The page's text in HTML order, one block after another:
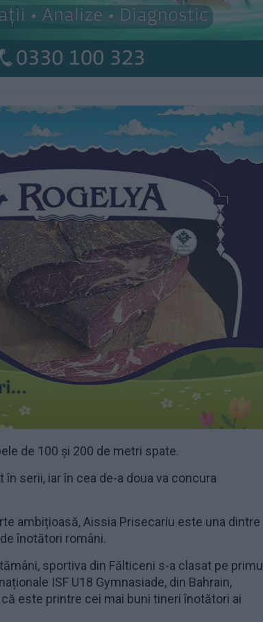
de 100 și 200 de metri spate.
în serii, iar în cea de-a doua va concura
ambițioasă, Aissia Prisecariu este una dintre
înotători români.
sportiva din Fălticeni s-a clasat pe primul
ISF U18 Gymnasiade, din Bahrain,
este printre cei mai buni tineri înotători ai